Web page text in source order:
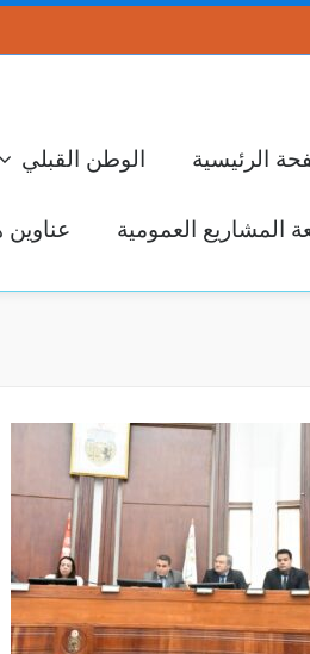
الرئيسية الوطن القبلي
المشاريع العمومية عناوين